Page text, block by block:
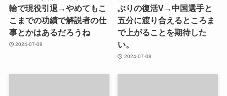
輪で現役引退→やめてもこ
こまでの功績で解説者の仕
事とかはあるだろうね
2024-07-09
ぶりの復活V→中国選手と
五分に渡り合えるところま
で上がることを期待した
い。
2024-07-08